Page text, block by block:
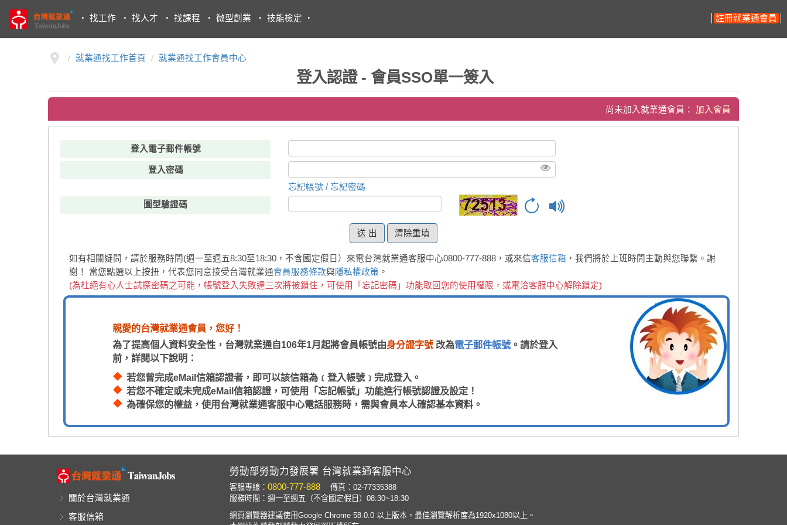
・ 找工作 ・ 找人才 ・ 找課程 ・ 微型創業 ・ 技能檢定 ・ 註冊就業通會員
就業通找工作首頁 就業通找工作會員中心
登入認證 - 會員SSO單一簽入
尚未加入就業通會員： 加入會員
登入電子郵件帳號
登入密碼
忘記帳號 / 忘記密碼
圖型驗證碼
清除重填
如有相關疑問，請於服務時間(週一至週五8:30至18:30，不含國定假日）來電台灣就業通客服中心0800-777-888，或來信客服信箱 ，我們將於上班時間主動與您聯繫。謝
謝！
當您點選以上按扭，代表您同意接受台灣就業通會員服務條款與隱私權政策 。
(為杜絕有心人士試探密碼之可能，帳號登入失敗達三次將被鎖住，可使用「忘記密碼」功能取回您的使用權限，或電洽客服中心解除鎖定)
親愛的台灣就業通會員，您好！
為了提高個人資料安全性，台灣就業通自106年1月起將會員帳號由身分證字號改為電子郵件帳號。請於登入
前，詳閱以下說明：
若您曾完成eMail信箱認證者，即可以該信箱為﹝登入帳號﹞完成登入。
若您不確定或未完成eMail信箱認證，可使用「忘記帳號」功能進行帳號認證及設定！
為確保您的權益，使用台灣就業通客服中心電話服務時，需與會員本人確認基本資料。
關於台灣就業通
客服信箱
勞動部勞動力發展署 台灣就業通客服中心
客服專線：0800-777-888 傳真：02-77335388
服務時間：週一至週五（不含國定假日）08:30~18:30
網頁瀏覽器建議使用Google Chrome 58.0.0 以上版本，最佳瀏覽解析度為1920x1080以上。